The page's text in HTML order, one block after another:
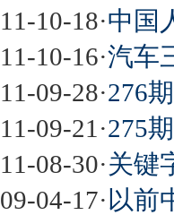
11-10-18·中国
11-10-16·汽车
11-09-28·276
11-09-21 ·275
11-08-30·关键
09-04-17· 以前